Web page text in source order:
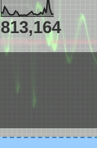
813,164